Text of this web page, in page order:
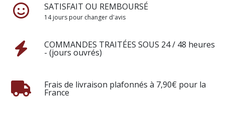
SATISFAIT OU REMBOURSÉ
14 jours pour changer d'avis
COMMANDES TRAITÉES SOUS 24 / 48 heures
- (jours ouvrés)
Frais de livraison plafonnés à 7,90€ pour la
France